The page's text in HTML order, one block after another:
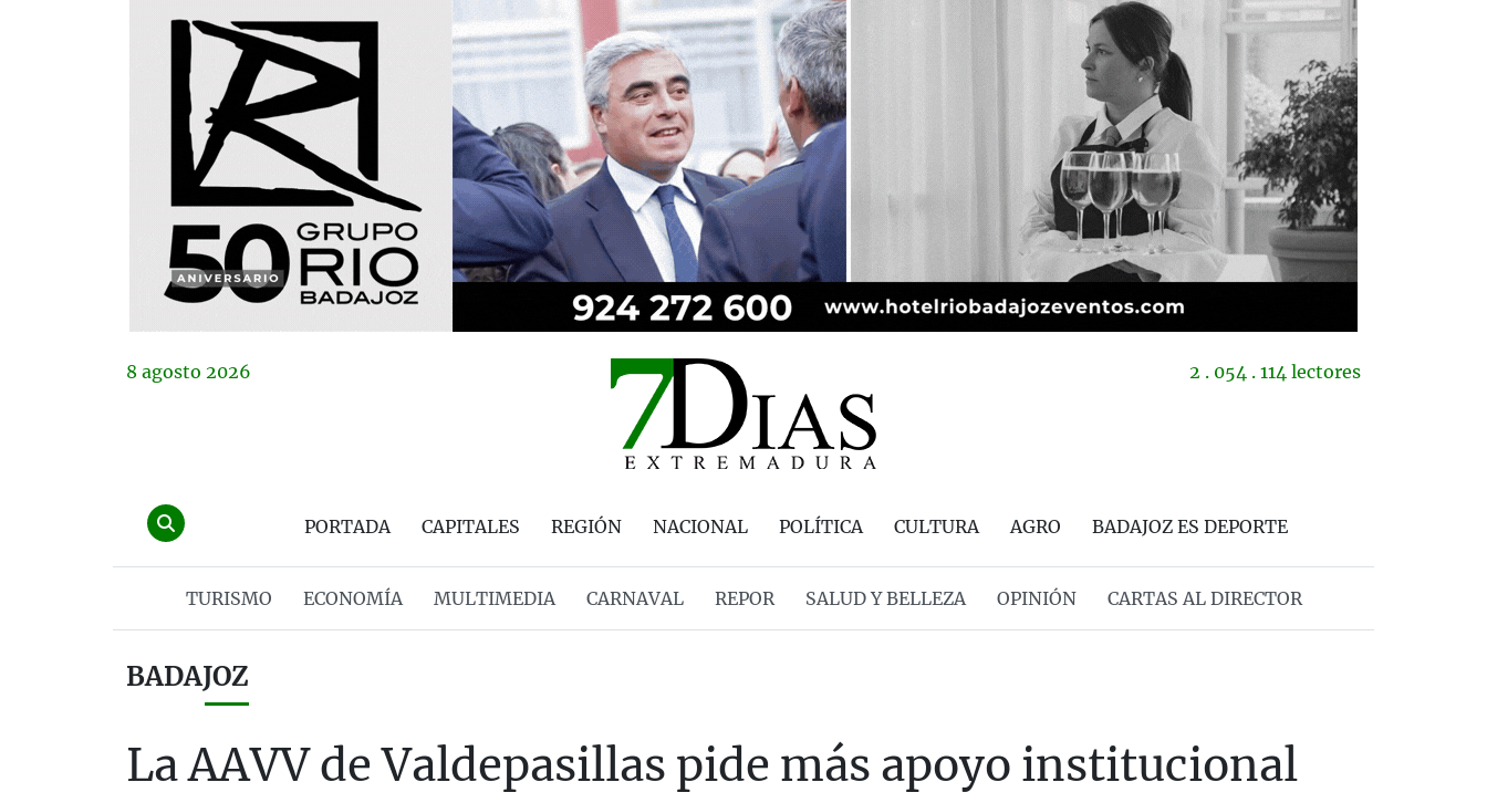
8 agosto 2026 2 . 054 . 114 lectores
PORTADA CAPITALES REGIÓN NACIONAL POLÍTICA CULTURA AGRO BADAJOZ ES DEPORTE
TURISMO ECONOMÍA MULTIMEDIA CARNAVAL REPOR SALUD Y BELLEZA OPINIÓN CARTAS AL DIRECTOR
BADAJOZ
La AAVV de Valdepasillas pide más apoyo institucional